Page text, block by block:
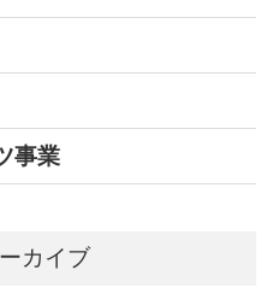
事業
カイブ